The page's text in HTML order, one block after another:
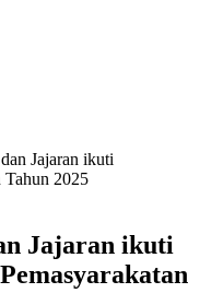
Jajaran ikuti
Tahun 2025
Jajaran ikuti